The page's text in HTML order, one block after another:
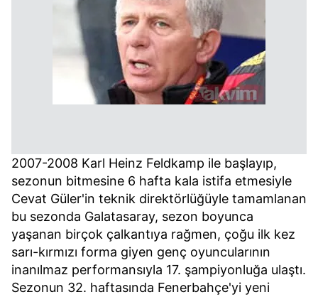
2007-2008 Karl Heinz Feldkamp ile başlayıp,
sezonun bitmesine 6 hafta kala istifa etmesiyle
Cevat Güler'in teknik direktörlüğüyle tamamlanan
bu sezonda Galatasaray, sezon boyunca
yaşanan birçok çalkantıya rağmen, çoğu ilk kez
sarı-kırmızı forma giyen genç oyuncularının
inanılmaz performansıyla 17. şampiyonluğa ulaştı.
Sezonun 32. haftasında Fenerbahçe'yi yeni